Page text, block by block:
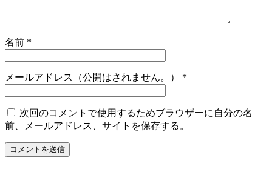
名前 *
メールアドレス（公開はされません。） *
次回のコメントで使用するためブラウザーに自分の名
前、メールアドレス、サイトを保存する。